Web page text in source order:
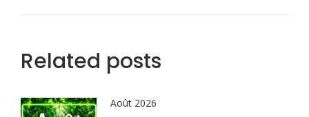
Related posts
Août 2026